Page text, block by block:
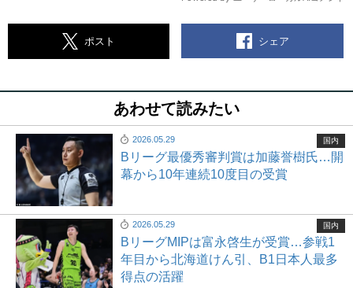
ポスト シェア
あわせて読みたい
2026.05.29
Bリーグ最優秀審判賞は加藤誉樹氏…開
幕から10年連続10度目の受賞
国内
2026.05.29
BリーグMIPは富永啓生が受賞…参戦1
年目から北海道けん引、B1日本人最多
得点の活躍
国内